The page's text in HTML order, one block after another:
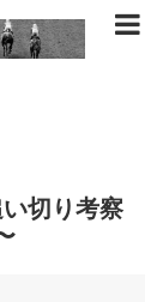
切り考察